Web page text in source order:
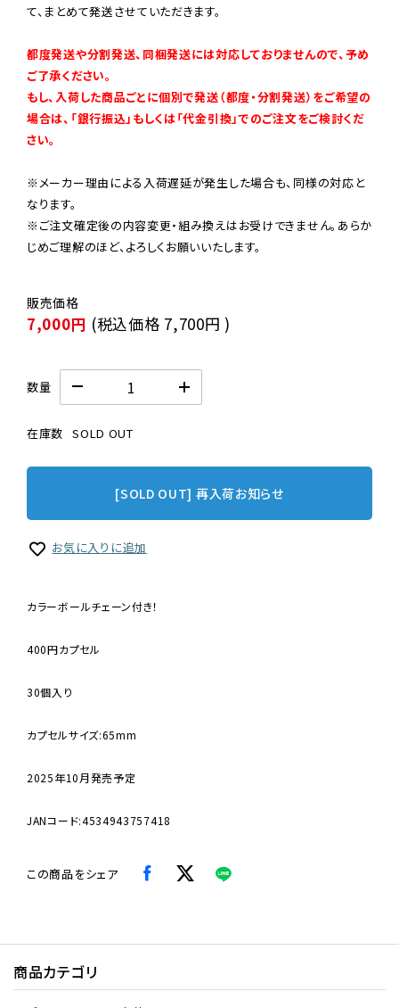
て、まとめて発送させていただきます。
都度発送や分割発送、同梱発送には対応しておりませんので、予め
ご了承ください。
もし、入荷した商品ごとに個別で発送（都度・分割発送）をご希望の
場合は、「銀行振込」もしくは「代金引換」でのご注文をご検討くだ
さい。
※メーカー理由による入荷遅延が発生した場合も、同様の対応と
なります。
※ご注文確定後の内容変更・組み換えはお受けできません。あらか
じめご理解のほど、よろしくお願いいたします。
7,000円 (税込価格 7,700円 )
数量
在庫数 SOLD OUT
[SOLD OUT] 再入荷お知らせ
お気に入りに追加
カラーボールチェーン付き！
400円カプセル
30個入り
カプセルサイズ:65mm
2025年10月発売予定
JANコード:4534943757418
この商品をシェア
商品カテゴリ